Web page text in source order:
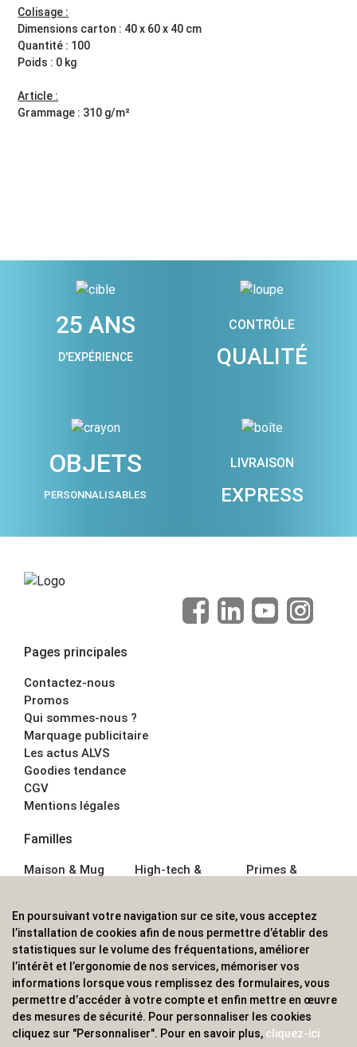
Colisage :
Dimensions carton : 40 x 60 x 40 cm
Quantité : 100
Poids : 0 kg
Article :
Grammage : 310 g/m²
25 ANS
D'EXPÉRIENCE
CONTRÔLE
QUALITÉ
OBJETS
PERSONNALISABLES
LIVRAISON
EXPRESS
Pages principales
Contactez-nous
Promos
Qui sommes-nous ?
Marquage publicitaire
Les actus ALVS
Goodies tendance
CGV
Mentions légales
Familles
Maison & Mug
Écriture
Bagagerie sacs
High-tech &
Sport &
Outdoor
Enfant
Primes &
Boisson
Textile &
Casquette
Accessoires de
bureau
ALVS, fournisseur d'objets publicitaires, pour les
professionnels. Une implantation nationale, une
En poursuivant votre navigation sur ce site, vous acceptez
l’installation de cookies afin de nous permettre d’établir des
statistiques sur le volume des fréquentations, améliorer
l’intérêt et l’ergonomie de nos services, mémoriser vos
informations lorsque vous remplissez des formulaires, vous
permettre d’accéder à votre compte et enfin mettre en œuvre
des mesures de sécurité. Pour personnaliser les cookies
cliquez sur "Personnaliser". Pour en savoir plus, cliquez-ici